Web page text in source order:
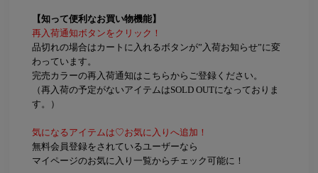
【知って便利なお買い物機能】
再入荷通知ボタンをクリック！
品切れの場合はカートに入れるボタンが”入荷お知らせ”に変
わっています。
完売カラーの再入荷通知はこちらからご登録ください。
（再入荷の予定がないアイテムはSOLD OUTになっておりま
す。）
気になるアイテムは♡お気に入りへ追加！
無料会員登録をされているユーザーなら
マイページのお気に入り一覧からチェック可能に！